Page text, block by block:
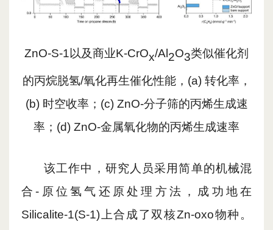
ZnO-S-1以及商业K-CrOx/Al2O3类似催化剂
的丙烷脱氢/氧化再生催化性能，(a) 转化率，
(b) 时空收率；(c) ZnO-分子筛的丙烯生成速
率；(d) ZnO-金属氧化物的丙烯生成速率
该工作中，研究人员采用简单的机械混
合-原位氢气还原处理方法，成功地在
Silicalite-1(S-1)上合成了双核Zn-oxo物种。